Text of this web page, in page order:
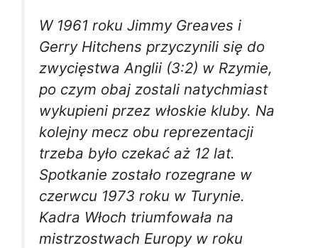
W 1961 roku Jimmy Greaves i
Gerry Hitchens przyczynili się do
zwycięstwa Anglii (3:2) w Rzymie,
po czym obaj zostali natychmiast
wykupieni przez włoskie kluby. Na
kolejny mecz obu reprezentacji
trzeba było czekać aż 12 lat.
Spotkanie zostało rozegrane w
czerwcu 1973 roku w Turynie.
Kadra Włoch triumfowała na
mistrzostwach Europy w roku